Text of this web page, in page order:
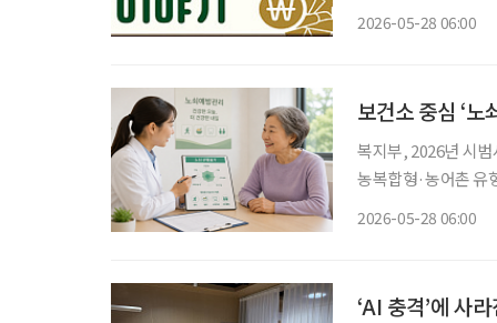
2026-05-28 06:00
보건소 중심 ‘노
복지부, 2026년 시
농복합형·농어촌 유형 보건복지부가 초고령사회에 대응하기 위해 보건소 중심의
2026-05-28 06:00
‘AI 충격’에 사